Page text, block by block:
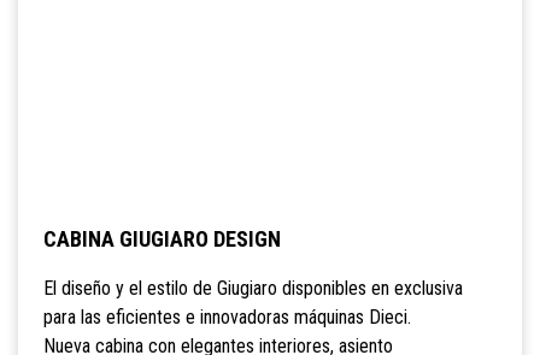
CABINA GIUGIARO DESIGN
El diseño y el estilo de Giugiaro disponibles en exclusiva
para las eficientes e innovadoras máquinas Dieci.
Nueva cabina con elegantes interiores, asiento